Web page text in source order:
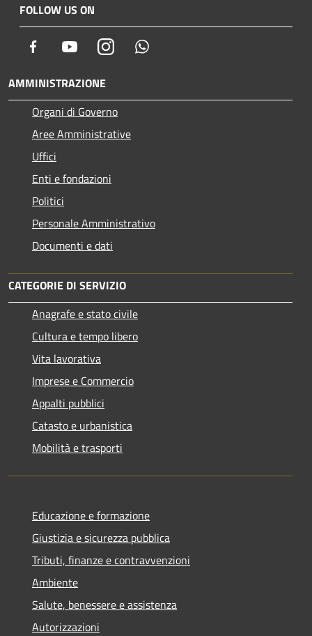
FOLLOW US ON
Facebook YoutubeInstagram
AMMINISTRAZIONE
Organi di Governo
Aree Amministrative
Uffici
Enti e fondazioni
Politici
Personale Amministrativo
Documenti e dati
CATEGORIE DI SERVIZIO
Anagrafe e stato civile
Cultura e tempo libero
Vita lavorativa
Imprese e Commercio
Appalti pubblici
Catasto e urbanistica
Mobilità e trasporti
Educazione e formazione
Giustizia e sicurezza pubblica
Tributi, finanze e contravvenzioni
Ambiente
Salute, benessere e assistenza
Autorizzazioni